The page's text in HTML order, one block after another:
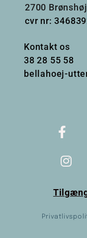
2700 Brønshøj
cvr nr:
Kontakt os
38 28 55 58
bellahoej-